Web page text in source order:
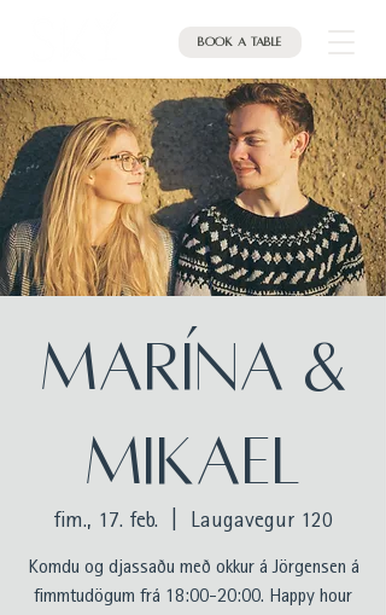
Book a table
MARÍNA &
MIKAEL
fim., 17. feb. Laugavegur 120
Komdu og djassaðu með okkur á Jörgensen á
fimmtudögum frá 18:00-20:00. Happy hour